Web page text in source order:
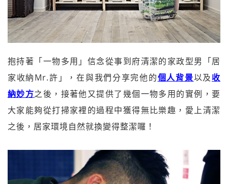
抱持著「一物多用」信念從事到府清潔的家政型男「居
家收納Mr.許」，在與我們分享完他的個人背景以及收
納妙方之後，接著他又提供了幾個一物多用的實例，要
大家能夠從打掃家裡的過程中獲得無比樂趣，愛上清潔
之後，居家環境自然就換變得整潔囉！